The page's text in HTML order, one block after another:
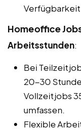
Homeoffice
Arbeitsstunden:
Bei
20-30
Vollzeitjobs
umfassen.
Flexible